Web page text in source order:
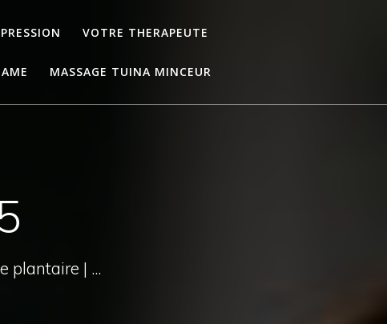
VOTRE THERAPEUTE
MASSAGE TUINA MINCEUR
plantaire | ...